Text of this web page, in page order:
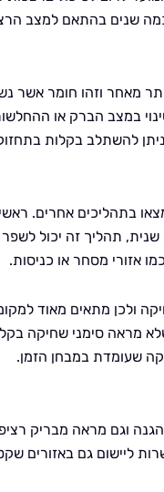
שנים בהתאם למצב
מאחר וזהו חומר אשר
במצב הברק או
להשתלב בקלות
בתהליכים אחרים.
שנית, תהליך זה יכול
אזורי מסחר או כניסות.
ולכן מתאים מאוד
מראה סימני שחיקה
שעומדת במבחן הזמן.
וגם מראה מבריק
ליישום גם באזורים